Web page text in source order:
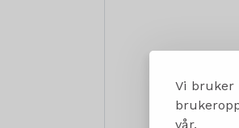
Vi bruker
vår.